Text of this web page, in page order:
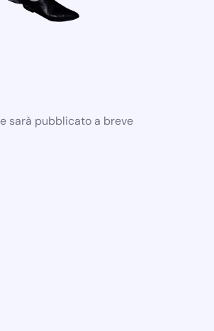
sarà pubblicato a breve